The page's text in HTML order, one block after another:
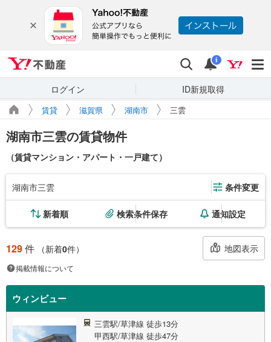
検索 通知
i
ログイン ID新規取得
賃貸 滋賀県 湖南市 三雲
湖南市三雲の賃貸物件
（賃貸マンション・アパート・一戸建て）
湖南市三雲 条件変更
新着順 検索条件保存 通知設定
129件 （新着0件） 地図表示
掲載情報について
ウィンビュー
三雲駅/草津線 徒歩13分
甲西駅/草津線 徒歩47分